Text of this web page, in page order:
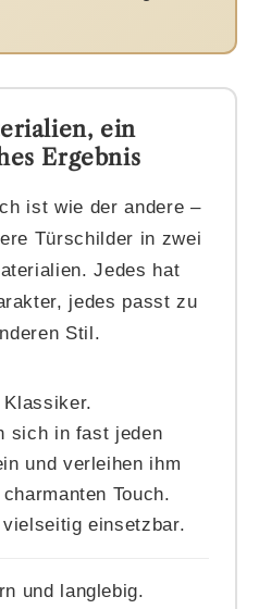
ein
Ergebnis
ist wie der andere –
Türschilder in zwei
Jedes hat
jedes passt zu
Stil.
sich in fast jeden
und verleihen ihm
Touch.
einsetzbar.
und langlebig.